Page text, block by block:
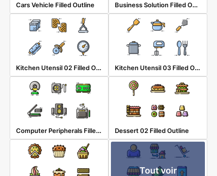
Cars Vehicle Filled Outline Business Solution Filled Outline
Kitchen Utensil 02 Filled Outline Kitchen Utensil 03 Filled Outline
Computer Peripherals Filled Outline Dessert 02 Filled Outline
Tout voir